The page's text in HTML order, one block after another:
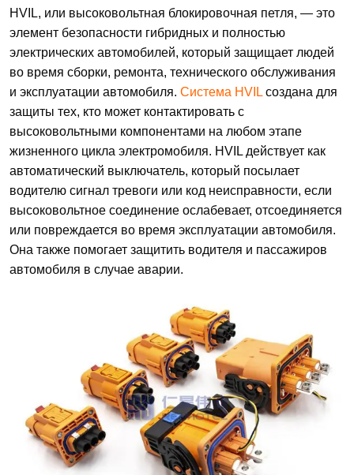
HVIL, или высоковольтная блокировочная петля, — это
элемент безопасности гибридных и полностью
электрических автомобилей, который защищает людей
во время сборки, ремонта, технического обслуживания
и эксплуатации автомобиля. Система HVIL создана для
защиты тех, кто может контактировать с
высоковольтными компонентами на любом этапе
жизненного цикла электромобиля. HVIL действует как
автоматический выключатель, который посылает
водителю сигнал тревоги или код неисправности, если
высоковольтное соединение ослабевает, отсоединяется
или повреждается во время эксплуатации автомобиля.
Она также помогает защитить водителя и пассажиров
автомобиля в случае аварии.